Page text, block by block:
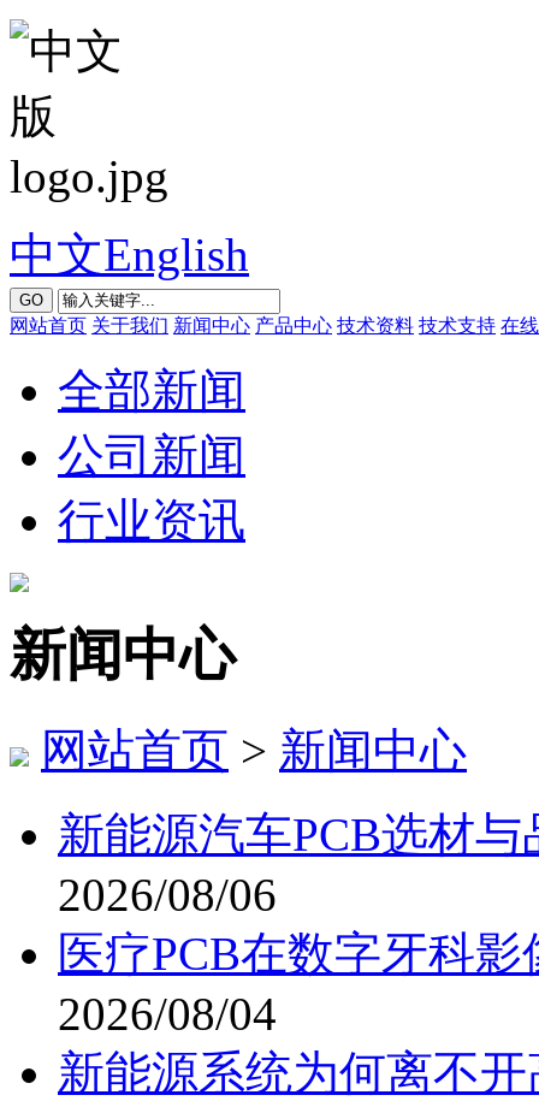
中文English
GO
网站首页 关于我们 新闻中心 产品中心 技术资料 技术支持 在
全部新闻
公司新闻
行业资讯
新闻中心
网站首页 > 新闻中心
新能源汽车PCB选材与
2026/08/06
医疗PCB在数字牙科
2026/08/04
新能源系统为何离不